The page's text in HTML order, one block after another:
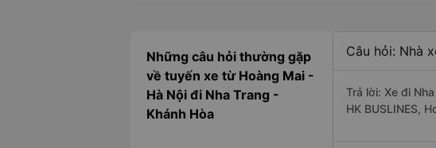
Những câu hỏi thường gặp
về tuyến xe từ Hoàng Mai -
Hà Nội đi Nha Trang -
Khánh Hòa
Câu hỏi: Nhà
Trả lời: Xe đi
HK BUSLINES,